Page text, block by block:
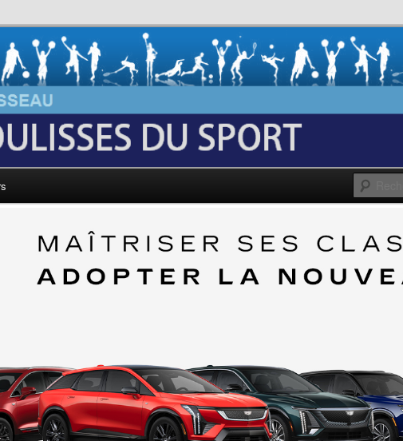
Les Coulisses du Sport